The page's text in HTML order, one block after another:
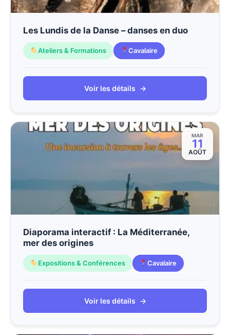
Les Lundis de la Danse – danses en duo
Ateliers & Formations Cavalaire
Voir les détails →
MAR
11
AOÛT
Diaporama interactif : La Méditerranée,
mer des origines
Expositions & Conférences Cavalaire
Voir les détails →